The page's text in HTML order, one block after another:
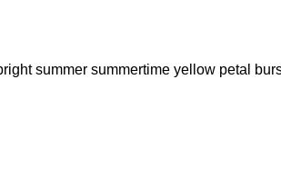
summer summertime yellow petal